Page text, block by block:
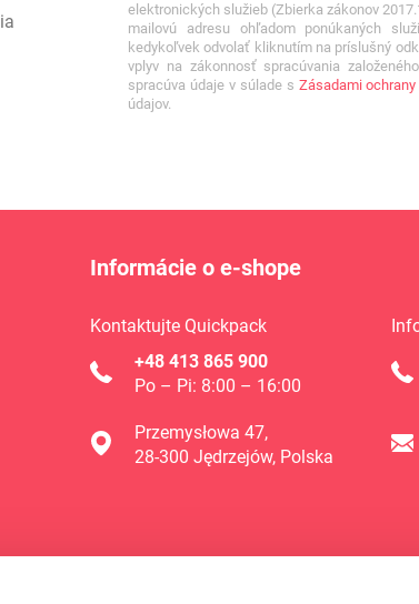
elektronických služieb (Zbierka zákonov
mailovú adresu ohľadom ponúkaných
kedykoľvek odvolať kliknutím na príslušný
vplyv na zákonnosť spracúvania
spracúva údaje v súlade s Zásadami
údajov.
Informácie o e-shope
Kontaktujte Quickpack
+48 413 865 900
Po – Pi: 8:00 – 16:00
Przemysłowa 47,
28-300 Jędrzejów, Polska